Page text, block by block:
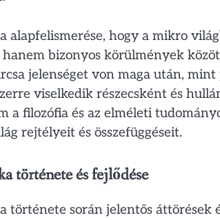
hogy a mikro
bizonyos körülmények
jelenséget von maga után,
viselkedik részecsként és
a filozófia és az elméleti
rejtélyeit és összefüggéseit.
története és fejlődése
története során jelentős áttörések